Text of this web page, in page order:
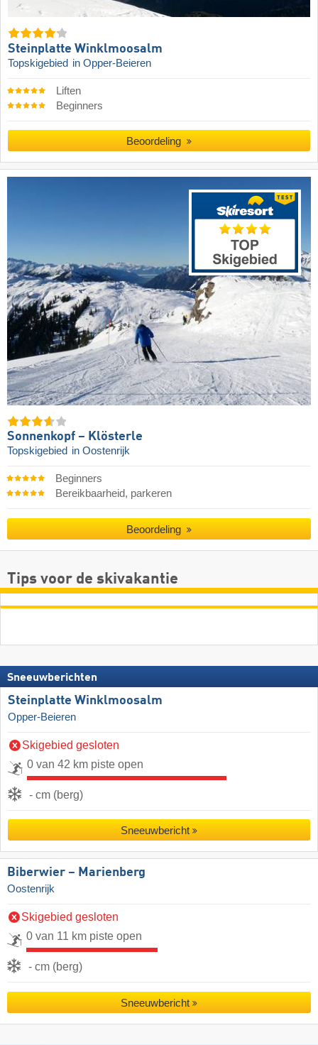
Steinplatte Winklmoosalm
Topskigebied in Opper-Beieren
Liften
Beginners
Beoordeling
Sonnenkopf – Klösterle
Topskigebied in Oostenrijk
Beginners
Bereikbaarheid, parkeren
Beoordeling
Tips voor de skivakantie
Sneeuwberichten
Steinplatte Winklmoosalm
Opper-Beieren
Skigebied gesloten
0 van 42 km piste open
- cm (berg)
Sneeuwbericht
Biberwier – Marienberg
Oostenrijk
Skigebied gesloten
0 van 11 km piste open
- cm (berg)
Sneeuwbericht